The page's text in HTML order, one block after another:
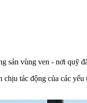
sản vùng ven - nơi quỹ
tác động của các